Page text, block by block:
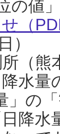
の値
（
）
（熊
水
」の
降